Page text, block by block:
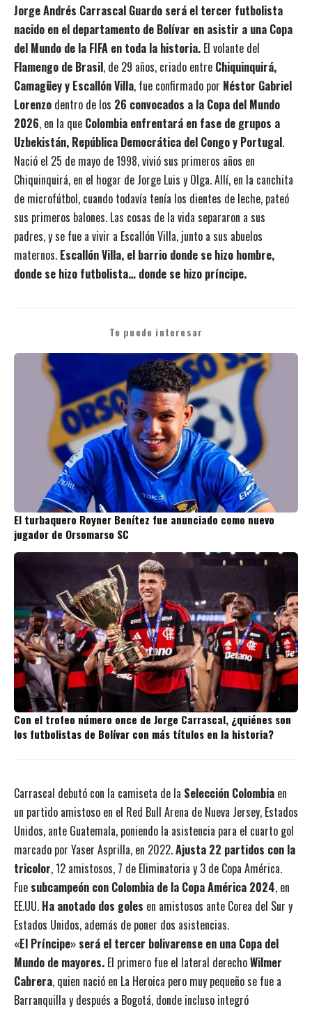
Jorge Andrés Carrascal Guardo será el tercer futbolista
nacido en el departamento de Bolívar en asistir a una Copa
del Mundo de la FIFA en toda la historia. El volante del
Flamengo de Brasil, de 29 años, criado entre Chiquinquirá,
Camagüey y Escallón Villa, fue confirmado por Néstor Gabriel
Lorenzo dentro de los 26 convocados a la Copa del Mundo
2026, en la que Colombia enfrentará en fase de grupos a
Uzbekistán, República Democrática del Congo y Portugal.
Nació el 25 de mayo de 1998, vivió sus primeros años en
Chiquinquirá, en el hogar de Jorge Luis y Olga. Allí, en la canchita
de microfútbol, cuando todavía tenía los dientes de leche, pateó
sus primeros balones. Las cosas de la vida separaron a sus
padres, y se fue a vivir a Escallón Villa, junto a sus abuelos
maternos. Escallón Villa, el barrio donde se hizo hombre,
donde se hizo futbolista… donde se hizo príncipe.
Te puede interesar
El turbaquero Royner Benítez fue anunciado como nuevo
jugador de Orsomarso SC
Con el trofeo número once de Jorge Carrascal, ¿quiénes son
los futbolistas de Bolívar con más títulos en la historia?
Carrascal debutó con la camiseta de la Selección Colombia en
un partido amistoso en el Red Bull Arena de Nueva Jersey, Estados
Unidos, ante Guatemala, poniendo la asistencia para el cuarto gol
marcado por Yaser Asprilla, en 2022.Ajusta 22 partidos con la
tricolor, 12 amistosos, 7 de Eliminatoria y 3 de Copa América.
Fue subcampeón con Colombia de la Copa América 2024, en
EE.UU. Ha anotado dos goles en amistosos ante Corea del Sur y
Estados Unidos, además de poner dos asistencias.
«El Príncipe» será el tercer bolivarense en una Copa del
Mundo de mayores. El primero fue el lateral derechoWilmer
Cabrera, quien nació en La Heroica pero muy pequeño se fue a
Barranquilla y después a Bogotá, donde incluso integró